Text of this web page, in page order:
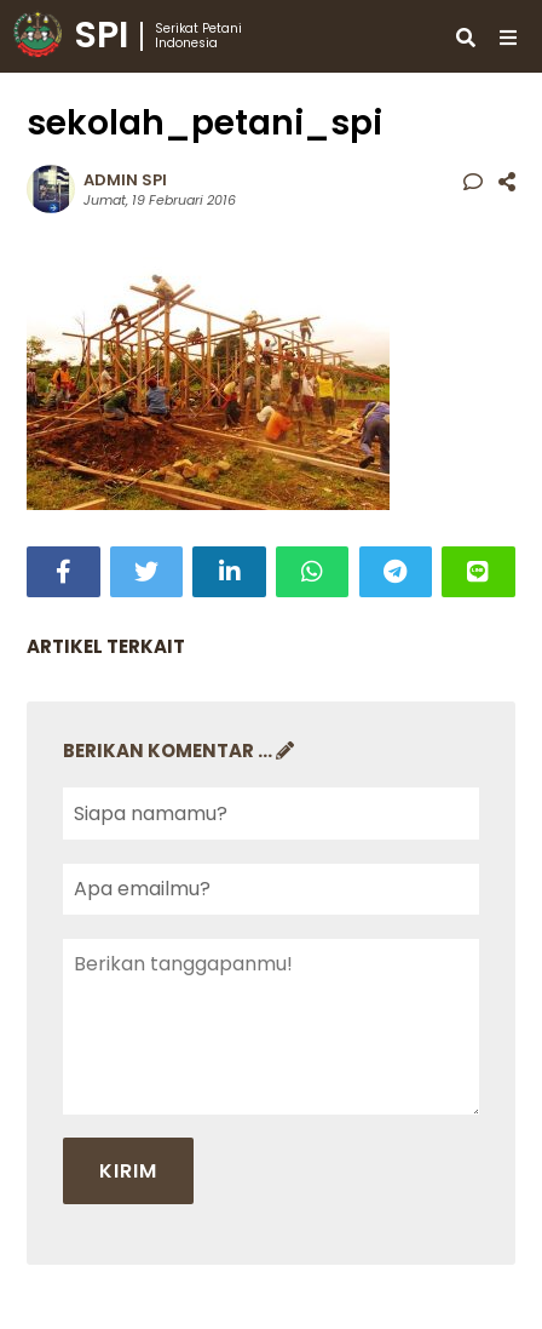
SPI
Serikat Petani
Indonesia
sekolah_petani_spi
ADMIN SPI
Jumat, 19 Februari 2016
ARTIKEL TERKAIT
BERIKAN KOMENTAR ...